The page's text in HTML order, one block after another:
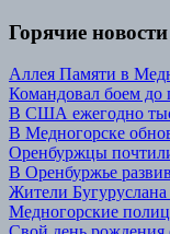
Горячие новости
Аллея Памяти в
Командовал боем до
В США ежегодно
В Медногорске
Оренбуржцы
В Оренбуржье
Жители Бугуруслана
Медногорские